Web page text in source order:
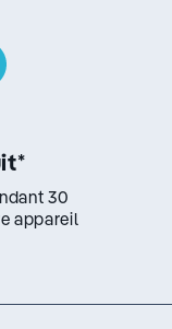
*
30
appareil